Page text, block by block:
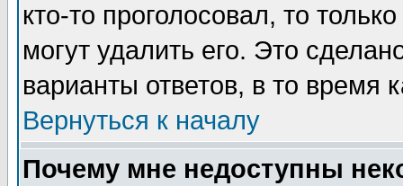
кто-то проголосовал, то
могут удалить его. Это
варианты ответов, в то время
Вернуться к началу
Почему мне недоступны